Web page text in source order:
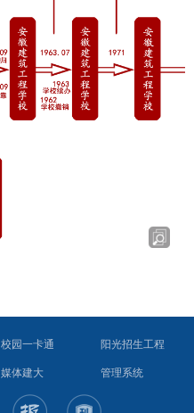
校园一卡通 阳光招生工程
媒体建大 管理系统